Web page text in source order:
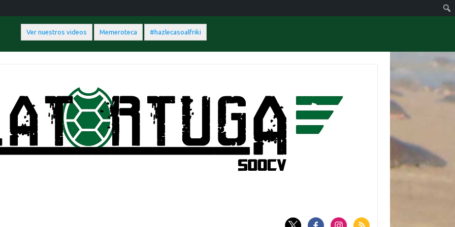
Ver nuestros videos Memeroteca #hazlecasoalfriki